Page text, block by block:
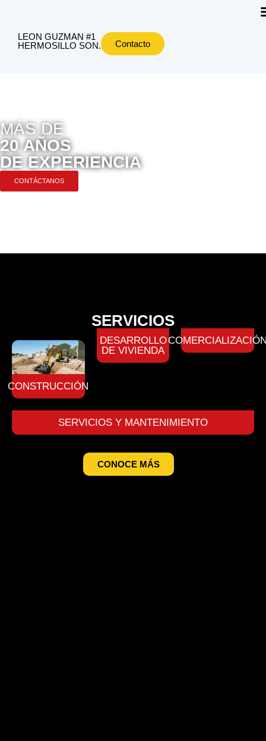
LEON GUZMAN #1
HERMOSILLO SON.
Contacto
MÁS DE
20 AÑOS
DE EXPERIENCIA
CONTÁCTANOS
SERVICIOS
CONSTRUCCIÓN
DESARROLLO
DE VIVIENDA
SERVICIOS Y MANTENIMIENTO
CONOCE MÁS